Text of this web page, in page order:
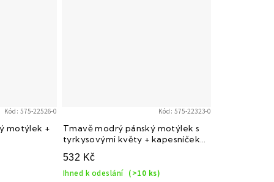
motýlek +
Kód:575-22526-0
Tmavě modrý pánský motýlek s
tyrkysovými květy + kapesníček
do saka
532 Kč
Ihned k odeslání (>10 ks)
Kód:575-22323-0